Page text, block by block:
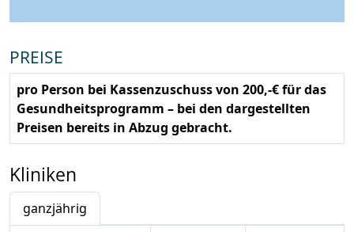
PREISE
pro Person bei Kassenzuschuss von 200,-€ für das
Gesundheitsprogramm – bei den dargestellten
Preisen bereits in Abzug gebracht.
Kliniken
ganzjährig